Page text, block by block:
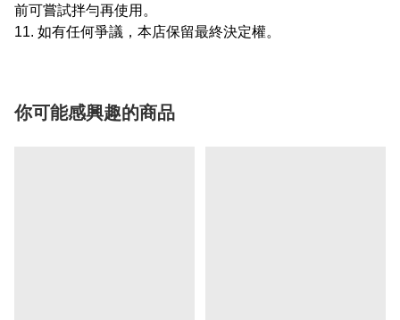
前可嘗試拌勻再使用。
11. 如有任何爭議，本店保留最終決定權。
你可能感興趣的商品